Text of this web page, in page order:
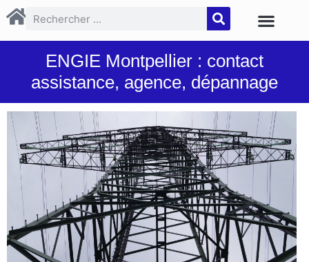
ENGIE Montpellier : contact
assistance, agence, dépannage